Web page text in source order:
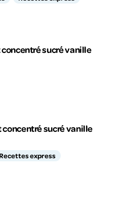
sucré vanille
sucré vanille
express